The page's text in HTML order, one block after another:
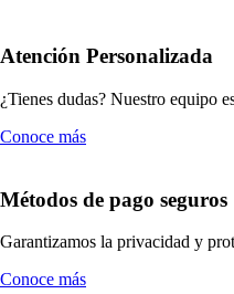
Atención Personalizada
¿Tienes dudas? Nuestro equipo
Conoce más
Métodos de pago seguros
Garantizamos la privacidad y
Conoce más